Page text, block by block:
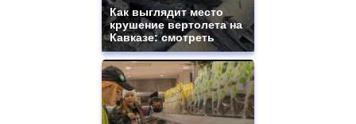
Как выглядит место
крушение вертолета на
Кавказе: смотреть